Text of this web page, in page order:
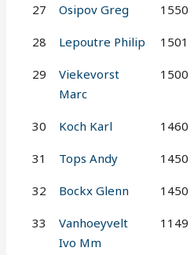
27 Osipov Greg 1550
28 Lepoutre Philip 1501
29
Viekevorst
Marc
1500
30 Koch Karl 1460
31 Tops Andy 1450
32 Bockx Glenn 1450
33
Vanhoeyvelt
Ivo Mm
1149